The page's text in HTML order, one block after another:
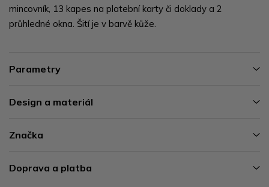
mincovník, 13 kapes na platební karty či doklady a 2
průhledné okna. Šití je v barvě kůže.
Parametry
Design a materiál
Značka
Doprava a platba